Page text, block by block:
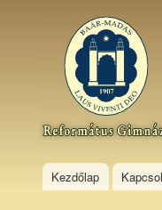
Baár–
Madas
Református
Gimnázium,
Általános
Kollégium
Kezdőlap